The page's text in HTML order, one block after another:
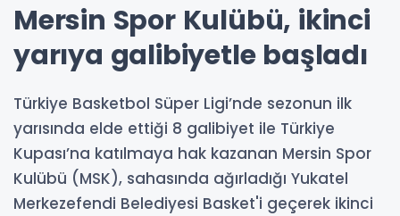
Mersin Spor Kulübü, ikinci
yarıya galibiyetle başladı
Türkiye Basketbol Süper Ligi’nde sezonun ilk
yarısında elde ettiği 8 galibiyet ile Türkiye
Kupası’na katılmaya hak kazanan Mersin Spor
Kulübü (MSK), sahasında ağırladığı Yukatel
Merkezefendi Belediyesi Basket'i geçerek ikinci